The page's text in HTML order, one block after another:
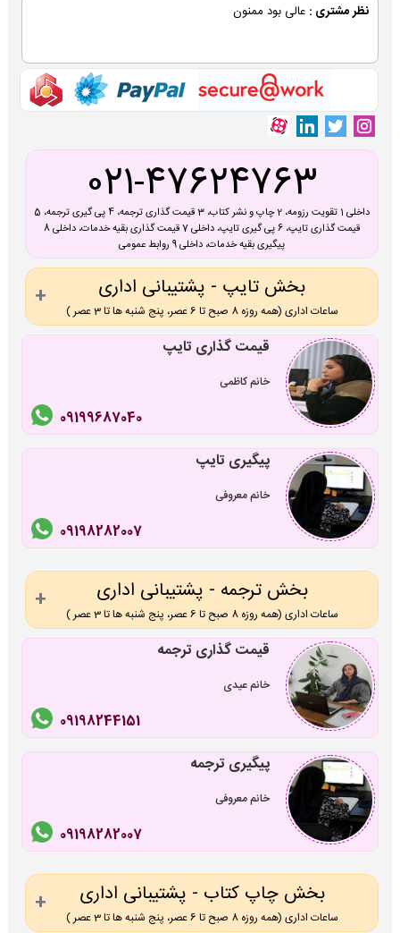
نظر مشتری : عالی بود ممنون
021-47624763
داخلی 1 تقویت رزومه، 2 چاپ و نشر کتاب، 3 قیمت گذاری ترجمه، 4 پی گیری ترجمه، 5
قیمت گذاری تایپ، 6 پی گیری تایپ، داخلی 7 قیمت گذاری بقیه خدمات، داخلی 8
پیگیری بقیه خدمات، داخلی 9 روابط عمومی
بخش تایپ - پشتیبانی اداری
ساعات اداری (همه روزه 8 صبح تا 6 عصر، پنج شنبه ها تا 3 عصر )
قیمت گذاری تایپ
خانم کاظمی
09199687040
پیگیری تایپ
خانم معروفی
09198282007
بخش ترجمه - پشتیبانی اداری
ساعات اداری (همه روزه 8 صبح تا 6 عصر، پنج شنبه ها تا 3 عصر )
قیمت گذاری ترجمه
خانم عیدی
09198244151
پیگیری ترجمه
خانم معروفی
09198282007
بخش چاپ کتاب - پشتیبانی اداری
ساعات اداری (همه روزه 8 صبح تا 6 عصر، پنج شنبه ها تا 3 عصر )